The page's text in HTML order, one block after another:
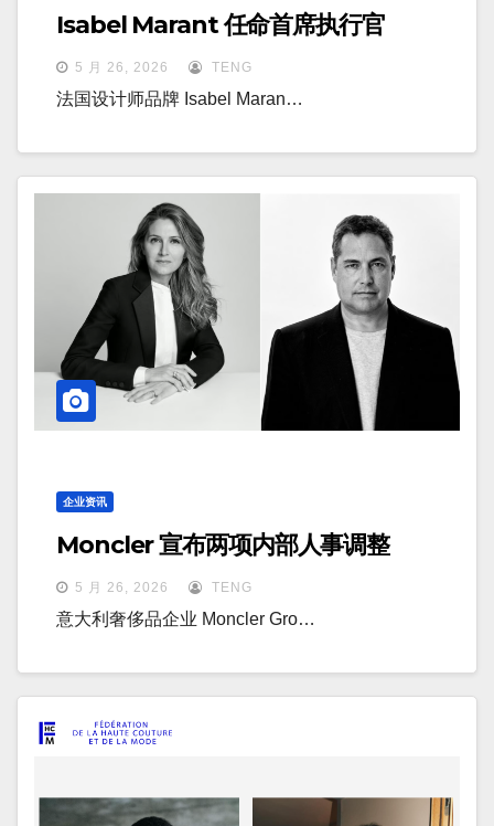
Isabel Marant 任命首席执行官
5 月 26, 2026 TENG
法国设计师品牌 Isabel Maran…
企业资讯
Moncler 宣布两项内部人事调整
5 月 26, 2026 TENG
意大利奢侈品企业 Moncler Gro…